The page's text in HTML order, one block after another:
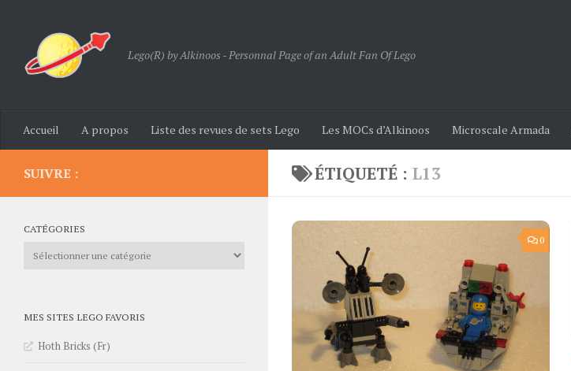
Lego(R) by Alkinoos - Personnal Page of an Adult Fan Of Lego
Accueil A propos Liste des revues de sets Lego Les MOCs d’Alkinoos Microscale Armada
ÉTIQUETÉ : L13
0
SUIVRE :
CATÉGORIES
Catégories
MES SITES LEGO FAVORIS
Hoth Bricks (Fr)